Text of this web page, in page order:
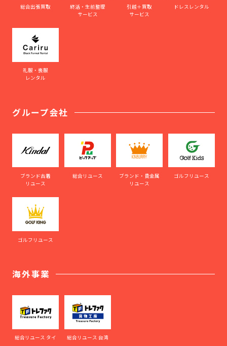
総合出張買取
終活・生前整理
サービス
引越＋買取
サービス
ドレスレンタル
礼服・喪服
レンタル
グループ会社
ブランド古着
リユース
総合リユース
ブランド・貴金属
リユース
ゴルフリユース
ゴルフリユース
海外事業
総合リユース タイ 総合リユース 台湾